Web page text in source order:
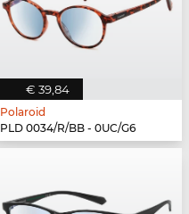
€ 39,84
Polaroid
PLD 0034/R/BB - 0UC/G6